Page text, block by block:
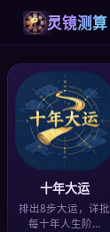
灵镜测算
十年大运
排出8步大运，详批
每十年人生阶…